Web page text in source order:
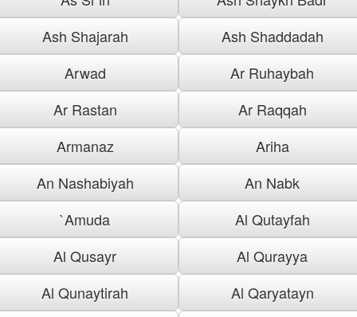
Ash Shajarah
Ash Shaddadah
Arwad
Ar Ruhaybah
Ar Rastan
Ar Raqqah
Armanaz
Ariha
An Nashabiyah
An Nabk
`Amuda
Al Qutayfah
Al Qusayr
Al Qurayya
Al Qunaytirah
Al Qaryatayn